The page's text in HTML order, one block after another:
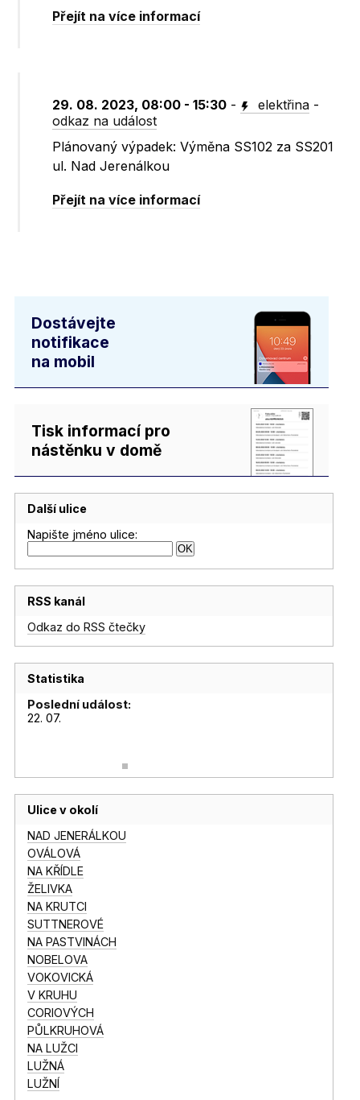
Přejít na více informací
29. 08. 2023, 08:00 - 15:30 - elektřina -
odkaz na událost
Plánovaný výpadek: Výměna SS102 za SS201
ul. Nad Jerenálkou
Přejít na více informací
Dostávejte
notifikace
na mobil
Tisk informací pro
nástěnku v domě
Další ulice
Napište jméno ulice:
RSS kanál
Odkaz do RSS čtečky
Statistika
Poslední událost:
22. 07.
Ulice v okolí
NAD JENERÁLKOU
OVÁLOVÁ
NA KŘÍDLE
ŽELIVKA
NA KRUTCI
SUTTNEROVÉ
NA PASTVINÁCH
NOBELOVA
VOKOVICKÁ
V KRUHU
CORIOVÝCH
PŮLKRUHOVÁ
NA LUŽCI
LUŽNÁ
LUŽNÍ